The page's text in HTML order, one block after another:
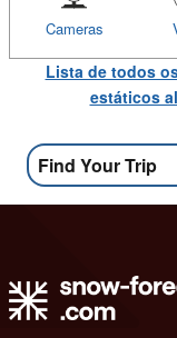
Cameras
Lista de todos
estáticos
Find Your Trip